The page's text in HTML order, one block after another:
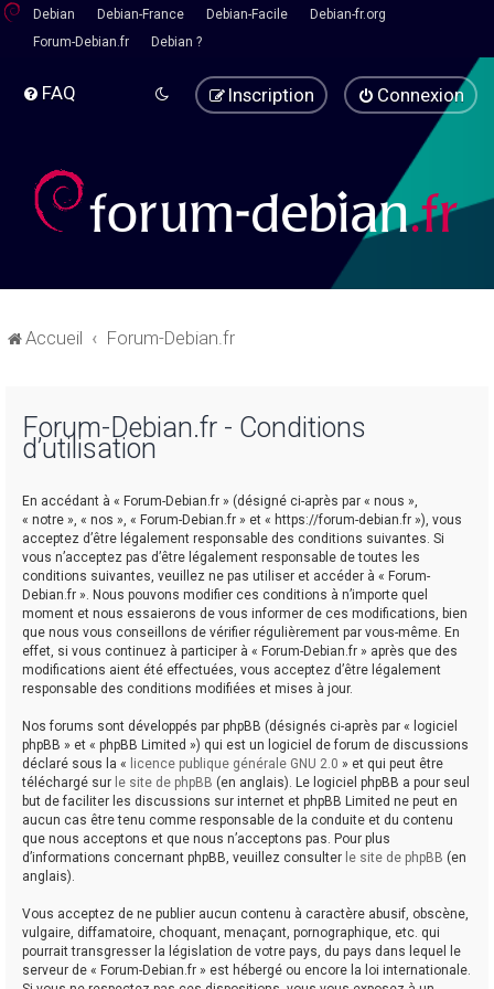
Debian Debian-France Debian-Facile
Debian-fr.org
Forum-Debian.fr
Debian ?
FAQ Connexion
Inscription
Accueil Forum-Debian.fr
Forum-Debian.fr - Conditions
d’utilisation
En accédant à « Forum-Debian.fr » (désigné ci-après par « nous »,
« notre », « nos », « Forum-Debian.fr » et « https://forum-debian.fr »), vous
acceptez d’être légalement responsable des conditions suivantes. Si
vous n’acceptez pas d’être légalement responsable de toutes les
conditions suivantes, veuillez ne pas utiliser et accéder à « Forum-
Debian.fr ». Nous pouvons modifier ces conditions à n’importe quel
moment et nous essaierons de vous informer de ces modifications, bien
que nous vous conseillons de vérifier régulièrement par vous-même. En
effet, si vous continuez à participer à « Forum-Debian.fr » après que des
modifications aient été effectuées, vous acceptez d’être légalement
responsable des conditions modifiées et mises à jour.
Nos forums sont développés par phpBB (désignés ci-après par « logiciel
phpBB » et « phpBB Limited ») qui est un logiciel de forum de discussions
déclaré sous la « licence publique générale GNU 2.0 » et qui peut être
téléchargé sur le site de phpBB (en anglais). Le logiciel phpBB a pour seul
but de faciliter les discussions sur internet et phpBB Limited ne peut en
aucun cas être tenu comme responsable de la conduite et du contenu
que nous acceptons et que nous n’acceptons pas. Pour plus
d’informations concernant phpBB, veuillez consulter le site de phpBB (en
anglais).
Vous acceptez de ne publier aucun contenu à caractère abusif, obscène,
vulgaire, diffamatoire, choquant, menaçant, pornographique, etc. qui
pourrait transgresser la législation de votre pays, du pays dans lequel le
serveur de « Forum-Debian.fr » est hébergé ou encore la loi internationale.